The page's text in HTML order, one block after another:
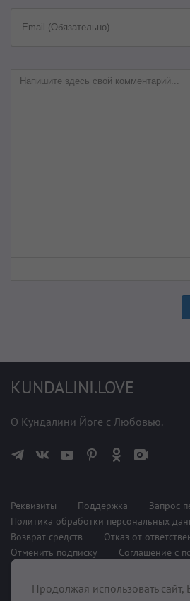
Email (Обязательно)
KUNDALINI.LOVE
О Кундалини Йоге с Любовью.
Реквизиты Поддержка
Запрос
Политика обработки персональных
Возврат средств
Отказ от
Отменить подписку
Соглашение с
При
Продолжая использовать сайт,